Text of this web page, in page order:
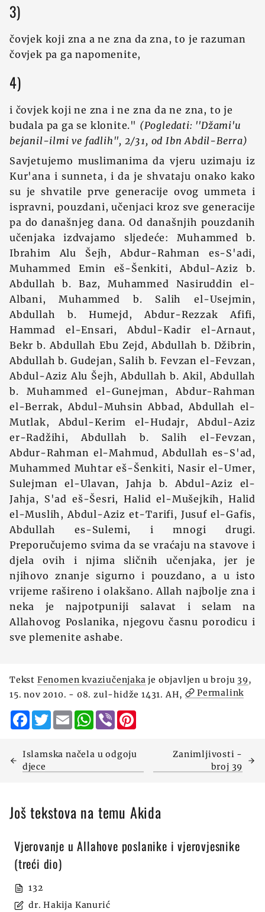
3)
čovjek koji zna a ne zna da zna, to je razuman
čovjek pa ga napomenite,
4)
i čovjek koji ne zna i ne zna da ne zna, to je
budala pa ga se klonite." (Pogledati: ''Džami'u
bejanil-ilmi ve fadlih'', 2/31, od Ibn Abdil-Berra)
Savjetujemo muslimanima da vjeru uzimaju iz
Kur'ana i sunneta, i da je shvataju onako kako
su je shvatile prve generacije ovog ummeta i
ispravni, pouzdani, učenjaci kroz sve generacije
pa do današnjeg dana. Od današnjih pouzdanih
učenjaka izdvajamo sljedeće: Muhammed b.
Ibrahim Alu Šejh, Abdur-Rahman es-S'adi,
Muhammed Emin eš-Šenkiti, Abdul-Aziz b.
Abdullah b. Baz, Muhammed Nasiruddin el-
Albani, Muhammed b. Salih el-Usejmin,
Abdullah b. Humejd, Abdur-Rezzak Afifi,
Hammad el-Ensari, Abdul-Kadir el-Arnaut,
Bekr b. Abdullah Ebu Zejd, Abdullah b. Džibrin,
Abdullah b. Gudejan, Salih b. Fevzan el-Fevzan,
Abdul-Aziz Alu Šejh, Abdullah b. Akil, Abdullah
b. Muhammed el-Gunejman, Abdur-Rahman
el-Berrak, Abdul-Muhsin Abbad, Abdullah el-
Mutlak, Abdul-Kerim el-Hudajr, Abdul-Aziz
er-Radžihi, Abdullah b. Salih el-Fevzan,
Abdur-Rahman el-Mahmud, Abdullah es-S'ad,
Muhammed Muhtar eš-Šenkiti, Nasir el-Umer,
Sulejman el-Ulavan, Jahja b. Abdul-Aziz el-
Jahja, S'ad eš-Šesri, Halid el-Mušejkih, Halid
el-Muslih, Abdul-Aziz et-Tarifi, Jusuf el-Gafis,
Abdullah es-Sulemi, i mnogi drugi.
Preporučujemo svima da se vraćaju na stavove i
djela ovih i njima sličnih učenjaka, jer je
njihovo znanje sigurno i pouzdano, a u isto
vrijeme rašireno i olakšano. Allah najbolje zna i
neka je najpotpuniji salavat i selam na
Allahovog Poslanika, njegovu časnu porodicu i
sve plemenite ashabe.
Tekst Fenomen kvaziučenjaka je objavljen u broju 39,
15. nov 2010. - 08. zul-hidže 1431. AH,
Permalink
Facebook
TwitterEmailWhatsApp
Viber
Islamska načela u odgoju
djece
Zanimljivosti -
broj 39
Još tekstova na temu Akida
Vjerovanje u Allahove poslanike i vjerovjesnike
(treći dio)
132
dr. Hakija Kanurić